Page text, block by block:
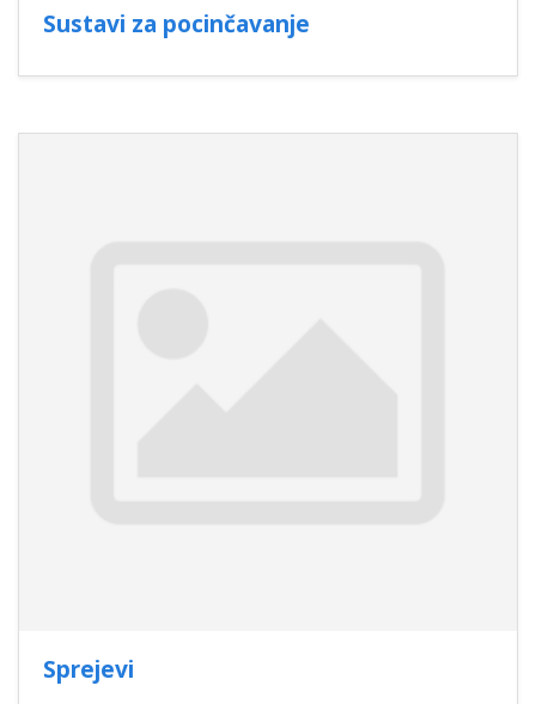
Sustavi za pocinčavanje
Sprejevi